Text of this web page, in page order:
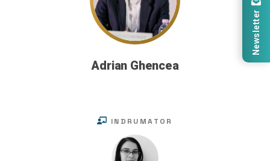
Adrian Ghencea
INDRUMATOR
Newsletter